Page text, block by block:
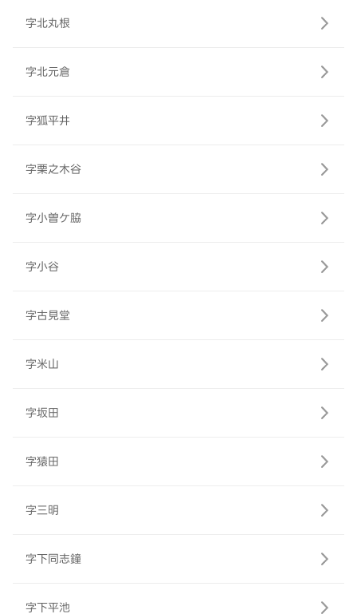
字北丸根
字北元倉
字狐平井
字栗之木谷
字小曽ケ脇
字小谷
字古見堂
字米山
字坂田
字猿田
字三明
字下同志鐘
字下平池